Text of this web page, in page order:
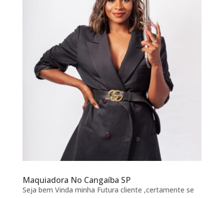
Maquiadora No Cangaíba SP
Seja bem Vinda minha Futura cliente ,certamente se